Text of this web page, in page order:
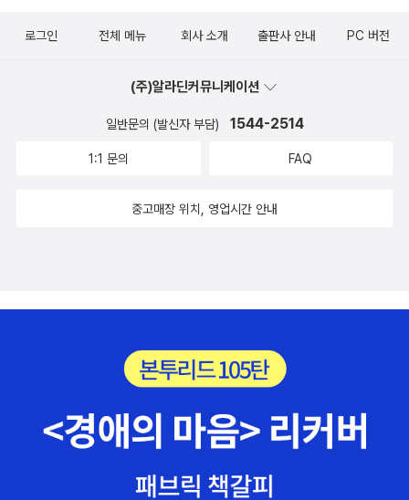
로그인 전체 메뉴 회사 소개 출판사 안내 PC 버전
(주)알라딘커뮤니케이션
일반문의 (발신자 부담) 1544-2514
1:1 문의 FAQ
중고매장 위치, 영업시간 안내